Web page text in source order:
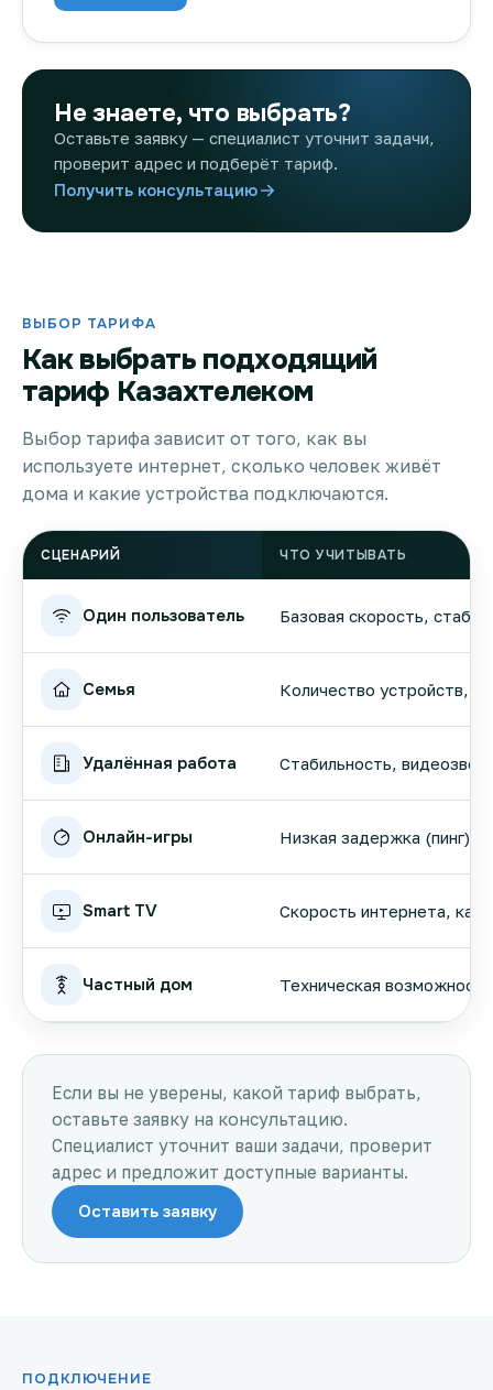
Не знаете, что выбрать?
Оставьте заявку — специалист уточнит задачи,
проверит адрес и подберёт тариф.
Получить консультацию
ВЫБОР ТАРИФА
Как выбрать подходящий
тариф Казахтелеком
Выбор тарифа зависит от того, как вы
используете интернет, сколько человек живёт
дома и какие устройства подключаются.
СЦЕНАРИЙ ЧТО УЧИТЫВАТЬ
Один пользователь Базовая скорость,
Семья Количество устройств,
Удалённая работа Стабильность,
Онлайн-игры Низкая задержка (пинг),
Smart TV Скорость интернета,
Частный дом Техническая
Если вы не уверены, какой тариф выбрать,
оставьте заявку на консультацию.
Специалист уточнит ваши задачи, проверит
адрес и предложит доступные варианты.
Оставить заявку
ПОДКЛЮЧЕНИЕ